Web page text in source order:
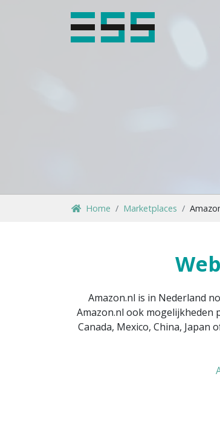
Home Marketplaces
Amazon.nl is in Nederland
Amazon.nl ook mogelijkheden
Canada, Mexico, China,